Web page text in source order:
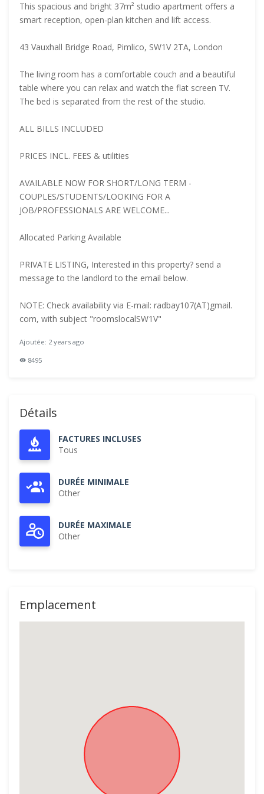
This spacious and bright 37m² studio apartment offers a
smart reception, open-plan kitchen and lift access.
43 Vauxhall Bridge Road, Pimlico, SW1V 2TA, London
The living room has a comfortable couch and a beautiful
table where you can relax and watch the flat screen TV.
The bed is separated from the rest of the studio.
ALL BILLS INCLUDED
PRICES INCL. FEES & utilities
AVAILABLE NOW FOR SHORT/LONG TERM -
COUPLES/STUDENTS/LOOKING FOR A
JOB/PROFESSIONALS ARE WELCOME...
Allocated Parking Available
PRIVATE LISTING, Interested in this property? send a
message to the landlord to the email below.
NOTE: Check availability via E-mail: radbay107(AT)gmail.
com, with subject "roomslocalSW1V"
Ajoutée: 2 years ago
8495
Détails
FACTURES INCLUSES
Tous
DURÉE MINIMALE
Other
DURÉE MAXIMALE
Other
Emplacement